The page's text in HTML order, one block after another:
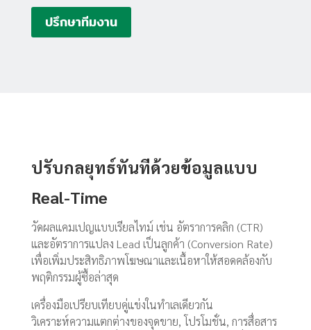
ปรึกษาทีมงาน
ปรับกลยุทธ์ทันทีด้วยข้อมูลแบบ
Real-Time
วัดผลแคมเปญแบบเรียลไทม์ เช่น อัตราการคลิก (CTR)
และอัตราการแปลง Lead เป็นลูกค้า (Conversion Rate)
เพื่อเพิ่มประสิทธิภาพโฆษณาและเนื้อหาให้สอดคล้องกับ
พฤติกรรมผู้ซื้อล่าสุด
เครื่องมือเปรียบเทียบคู่แข่งในทำเลเดียวกัน
วิเคราะห์ความแตกต่างของจุดขาย, โปรโมชั่น, การสื่อสาร